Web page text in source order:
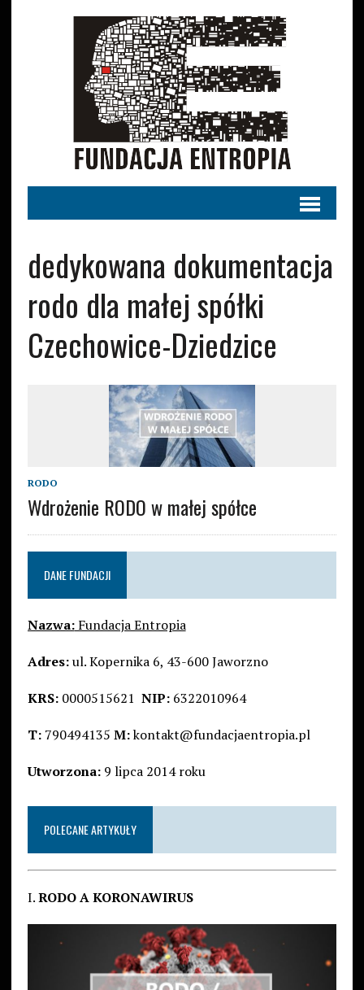
dedykowana dokumentacja
rodo dla małej spółki
Czechowice-Dziedzice
RODO
Wdrożenie RODO w małej spółce
DANE FUNDACJI
Nazwa:Fundacja Entropia
Adres:ul. Kopernika 6, 43-600 Jaworzno
KRS: 0000515621 NIP: 6322010964
T:790494135 M:kontakt@fundacjaentropia.pl
Utworzona:9 lipca 2014 roku
POLECANE ARTYKUŁY
I.RODO A KORONAWIRUS